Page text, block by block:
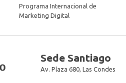
Programa Internacional de
Marketing Digital
Sede Santiago
Av. Plaza 680, Las Condes